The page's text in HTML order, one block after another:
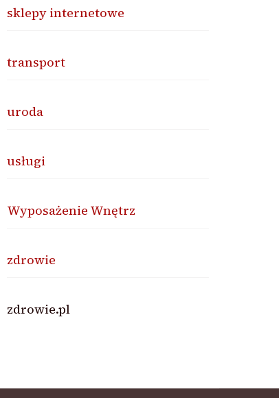
sklepy internetowe
transport
uroda
usługi
Wyposażenie Wnętrz
zdrowie
zdrowie.pl